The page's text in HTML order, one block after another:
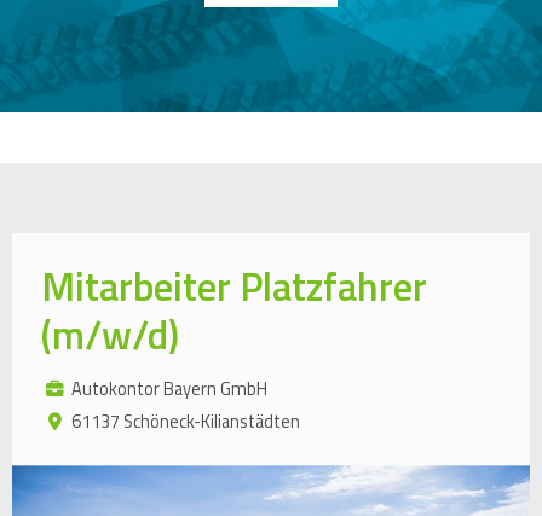
Mitarbeiter Platzfahrer
(m/w/d)
Autokontor Bayern GmbH
61137 Schöneck-Kilianstädten